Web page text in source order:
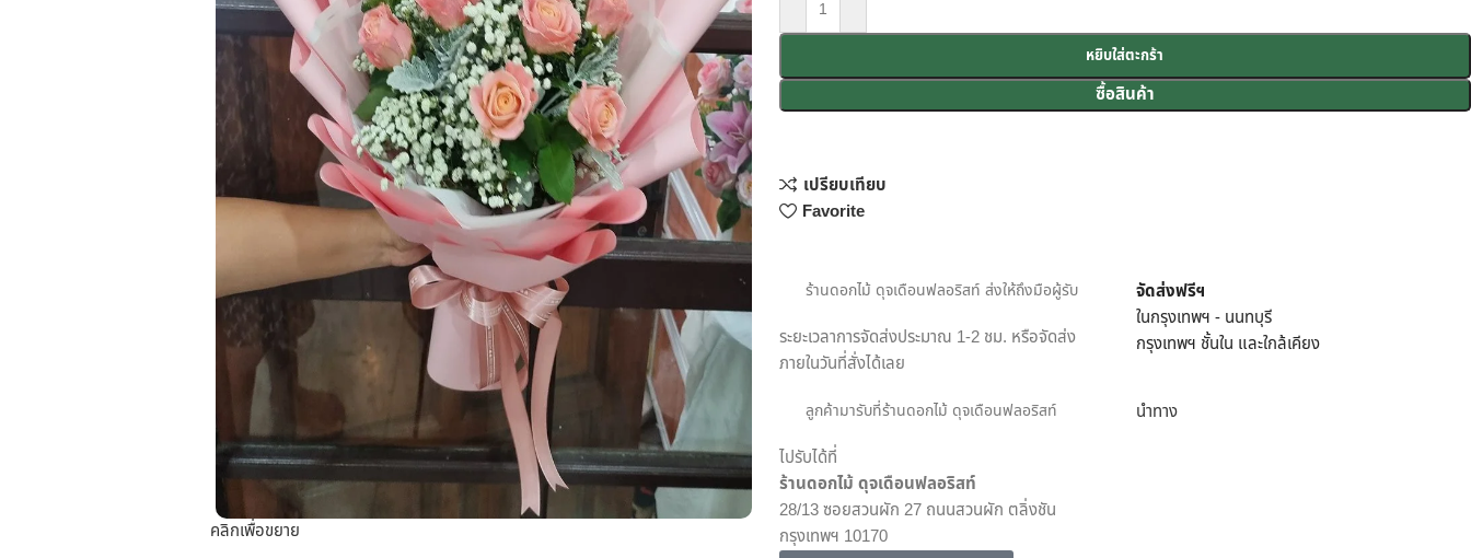
คลิกเพื่อขยาย
หยิบใส่ตะกร้า
ซื้อสินค้า
เปรียบเทียบ
Favorite
ร้านดอกไม้ ดุจเดือนฟลอริสท์ ส่งให้ถึงมือผู้รับ
ระยะเวลาการจัดส่งประมาณ 1-2 ชม. หรือจัดส่ง
ภายในวันที่สั่งได้เลย
จัดส่งฟรีฯ
ในกรุงเทพฯ - นนทบุรี
กรุงเทพฯ ชั้นใน และใกล้เคียง
ลูกค้ามารับที่ร้านดอกไม้ ดุจเดือนฟลอริสท์
ไปรับได้ที่
ร้านดอกไม้ ดุจเดือนฟลอริสท์
28/13 ซอยสวนผัก 27 ถนนสวนผัก ตลิ่งชัน
กรุงเทพฯ 10170
นำทาง